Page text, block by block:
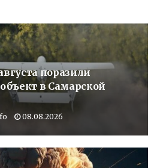
поразили
в Самарской
08.08.2026